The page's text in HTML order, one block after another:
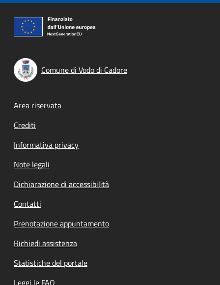
Comune di Vodo di Cadore
Footer menu
Area riservata
Crediti
Informativa privacy
Note legali
Dichiarazione di accessibilità
Contatti
Prenotazione appuntamento
Richiedi assistenza
Statistiche del portale
Leggi le FAQ